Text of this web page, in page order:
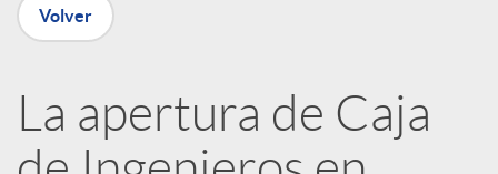
n
R
Volver
La apertura de Caja